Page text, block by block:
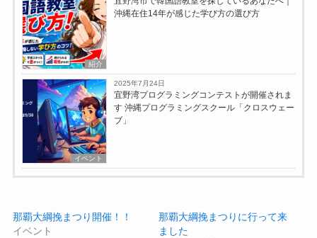
紹介
沖縄在住14年が感じた学び方の選び方
イベント
2025年7月24日
宜野湾プログラミングコンテストが開催されま
す 沖縄プログラミングスクール「クロスウェー
ブ」
那覇大綱挽まつり開催！！
イベント
那覇大綱挽まつりに行って来
ました